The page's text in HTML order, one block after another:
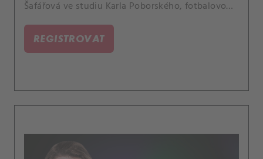
Šafářová ve studiu Karla Poborského, fotbalovou
Beckhama, hekání na kurtech i poslední úspěchy
českých hráček.
REGISTROVAT